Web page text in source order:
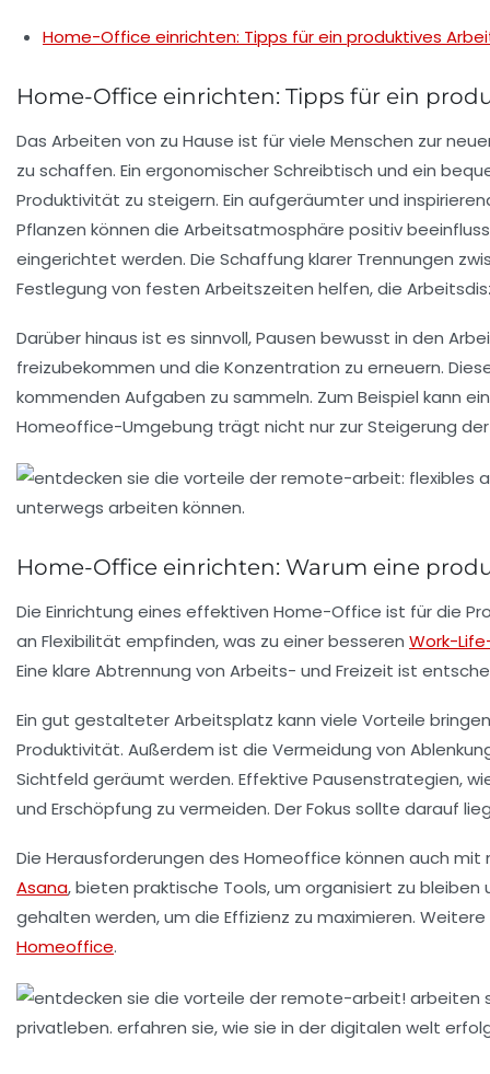
Home-Office einrichten: Tipps für ein produktives
Home-Office einrichten: Tipps für ein
Das Arbeiten von zu Hause ist für viele Menschen zur
zu schaffen. Ein ergonomischer Schreibtisch und ein
Produktivität zu steigern. Ein aufgeräumter und
Pflanzen können die Arbeitsatmosphäre positiv
eingerichtet werden. Die Schaffung klarer Trennungen
Festlegung von festen Arbeitszeiten helfen, die
Darüber hinaus ist es sinnvoll, Pausen bewusst in den
freizubekommen und die Konzentration zu erneuern.
kommenden Aufgaben zu sammeln. Zum Beispiel kann
Homeoffice-Umgebung trägt nicht nur zur Steigerung
Home-Office einrichten: Warum eine
Die Einrichtung eines effektiven Home-Office ist für die
an Flexibilität empfinden, was zu einer besseren Work-
Eine klare Abtrennung von Arbeits- und Freizeit ist
Ein gut gestalteter Arbeitsplatz kann viele Vorteile
Produktivität. Außerdem ist die Vermeidung von
Sichtfeld geräumt werden. Effektive Pausenstrategien,
und Erschöpfung zu vermeiden. Der Fokus sollte darauf
Die Herausforderungen des Homeoffice können auch
Asana, bieten praktische Tools, um organisiert zu
gehalten werden, um die Effizienz zu maximieren.
Homeoffice.